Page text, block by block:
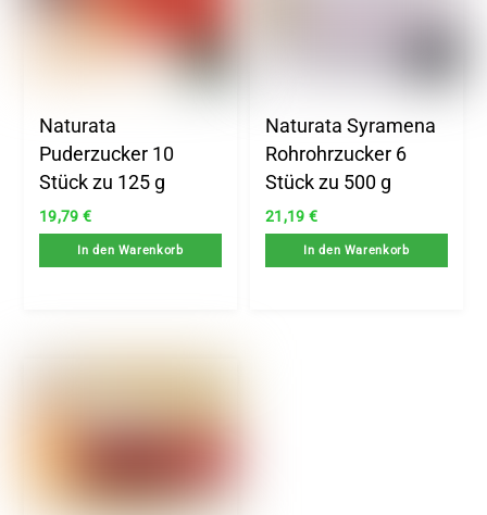
Naturata
Puderzucker 10
Stück zu 125 g
19,79 €
In den Warenkorb
Naturata Syramena
Rohrohrzucker 6
Stück zu 500 g
21,19 €
In den Warenkorb